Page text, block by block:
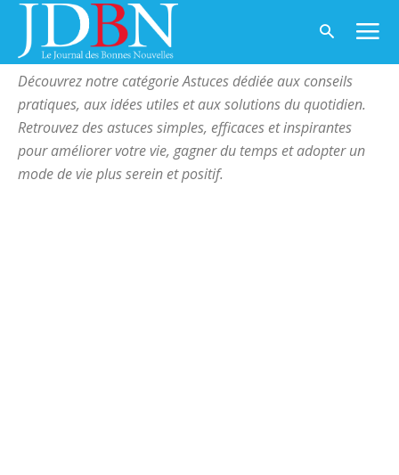
Astuces Page 40
ASTUCES
Découvrez notre catégorie Astuces dédiée aux conseils
pratiques, aux idées utiles et aux solutions du quotidien.
Retrouvez des astuces simples, efficaces et inspirantes
pour améliorer votre vie, gagner du temps et adopter un
mode de vie plus serein et positif.